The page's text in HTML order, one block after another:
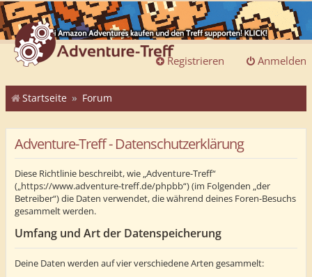
Anmelden
Registrieren
Startseite Forum
Adventure-Treff - Datenschutzerklärung
Diese Richtlinie beschreibt, wie „Adventure-Treff“
(„https://www.adventure-treff.de/phpbb“) (im Folgenden „der
Betreiber“) die Daten verwendet, die während deines Foren-Besuchs
gesammelt werden.
Umfang und Art der Datenspeicherung
Deine Daten werden auf vier verschiedene Arten gesammelt: